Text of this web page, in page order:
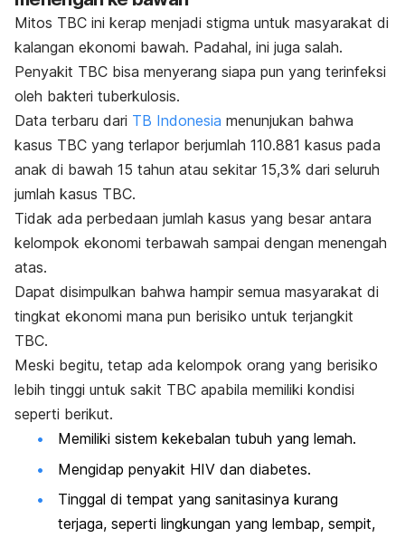
Mitos TBC ini kerap menjadi stigma untuk masyarakat di
kalangan ekonomi bawah. Padahal, ini juga salah.
Penyakit TBC bisa menyerang siapa pun yang terinfeksi
oleh bakteri tuberkulosis.
Data terbaru dari TB Indonesia menunjukan bahwa
kasus TBC yang terlapor berjumlah 110.881 kasus pada
anak di bawah 15 tahun atau sekitar 15,3% dari seluruh
jumlah kasus TBC.
Tidak ada perbedaan jumlah kasus yang besar antara
kelompok ekonomi terbawah sampai dengan menengah
atas.
Dapat disimpulkan bahwa hampir semua masyarakat di
tingkat ekonomi mana pun berisiko untuk terjangkit
TBC.
Meski begitu, tetap ada kelompok orang yang berisiko
lebih tinggi untuk sakit TBC apabila memiliki kondisi
seperti berikut.
Memiliki sistem kekebalan tubuh yang lemah.
Mengidap penyakit HIV dan diabetes.
Tinggal di tempat yang sanitasinya kurang
terjaga, seperti lingkungan yang lembap, sempit,